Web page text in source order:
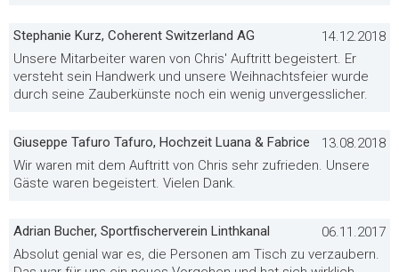
Stephanie Kurz, Coherent Switzerland AG
14.12.2018
Unsere Mitarbeiter waren von Chris' Auftritt begeistert. Er
versteht sein Handwerk und unsere Weihnachtsfeier wurde
durch seine Zauberkünste noch ein wenig unvergesslicher.
Giuseppe Tafuro Tafuro, Hochzeit Luana & Fabrice
13.08.2018
Wir waren mit dem Auftritt von Chris sehr zufrieden. Unsere
Gäste waren begeistert. Vielen Dank.
Adrian Bucher, Sportfischerverein Linthkanal
06.11.2017
Absolut genial war es, die Personen am Tisch zu verzaubern.